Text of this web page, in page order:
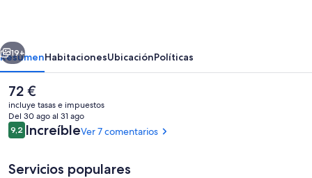
Siguiente
19+
ResumenHabitacionesUbicaciónPolíticas
El
precio
actual
es
de
72 €
incluye tasas e impuestos
Del 30 ago al 31 ago
Comentarios
9,29,2 de 10
IncreíbleVer 7 comentarios
Servicios populares